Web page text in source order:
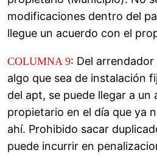
modificaciones dentro del
llegue un acuerdo con el
COLUMNA 9: Del
algo que sea de instalación
del apt, se puede llegar a un
propietario en el día que ya
ahí. Prohibido sacar
puede incurrir en